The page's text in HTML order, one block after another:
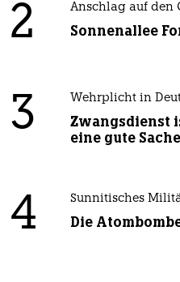
2 Anschlag auf den
Sonnenallee
3 Wehrplicht in
Zwangsdienst
eine gute Sache
4 Sunnitisches
Die